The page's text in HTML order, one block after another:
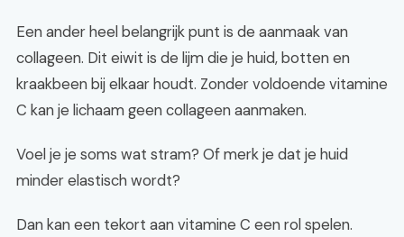
Een ander heel belangrijk punt is de aanmaak van
collageen. Dit eiwit is de lijm die je huid, botten en
kraakbeen bij elkaar houdt. Zonder voldoende vitamine
C kan je lichaam geen collageen aanmaken.
Voel je je soms wat stram? Of merk je dat je huid
minder elastisch wordt?
Dan kan een tekort aan vitamine C een rol spelen.